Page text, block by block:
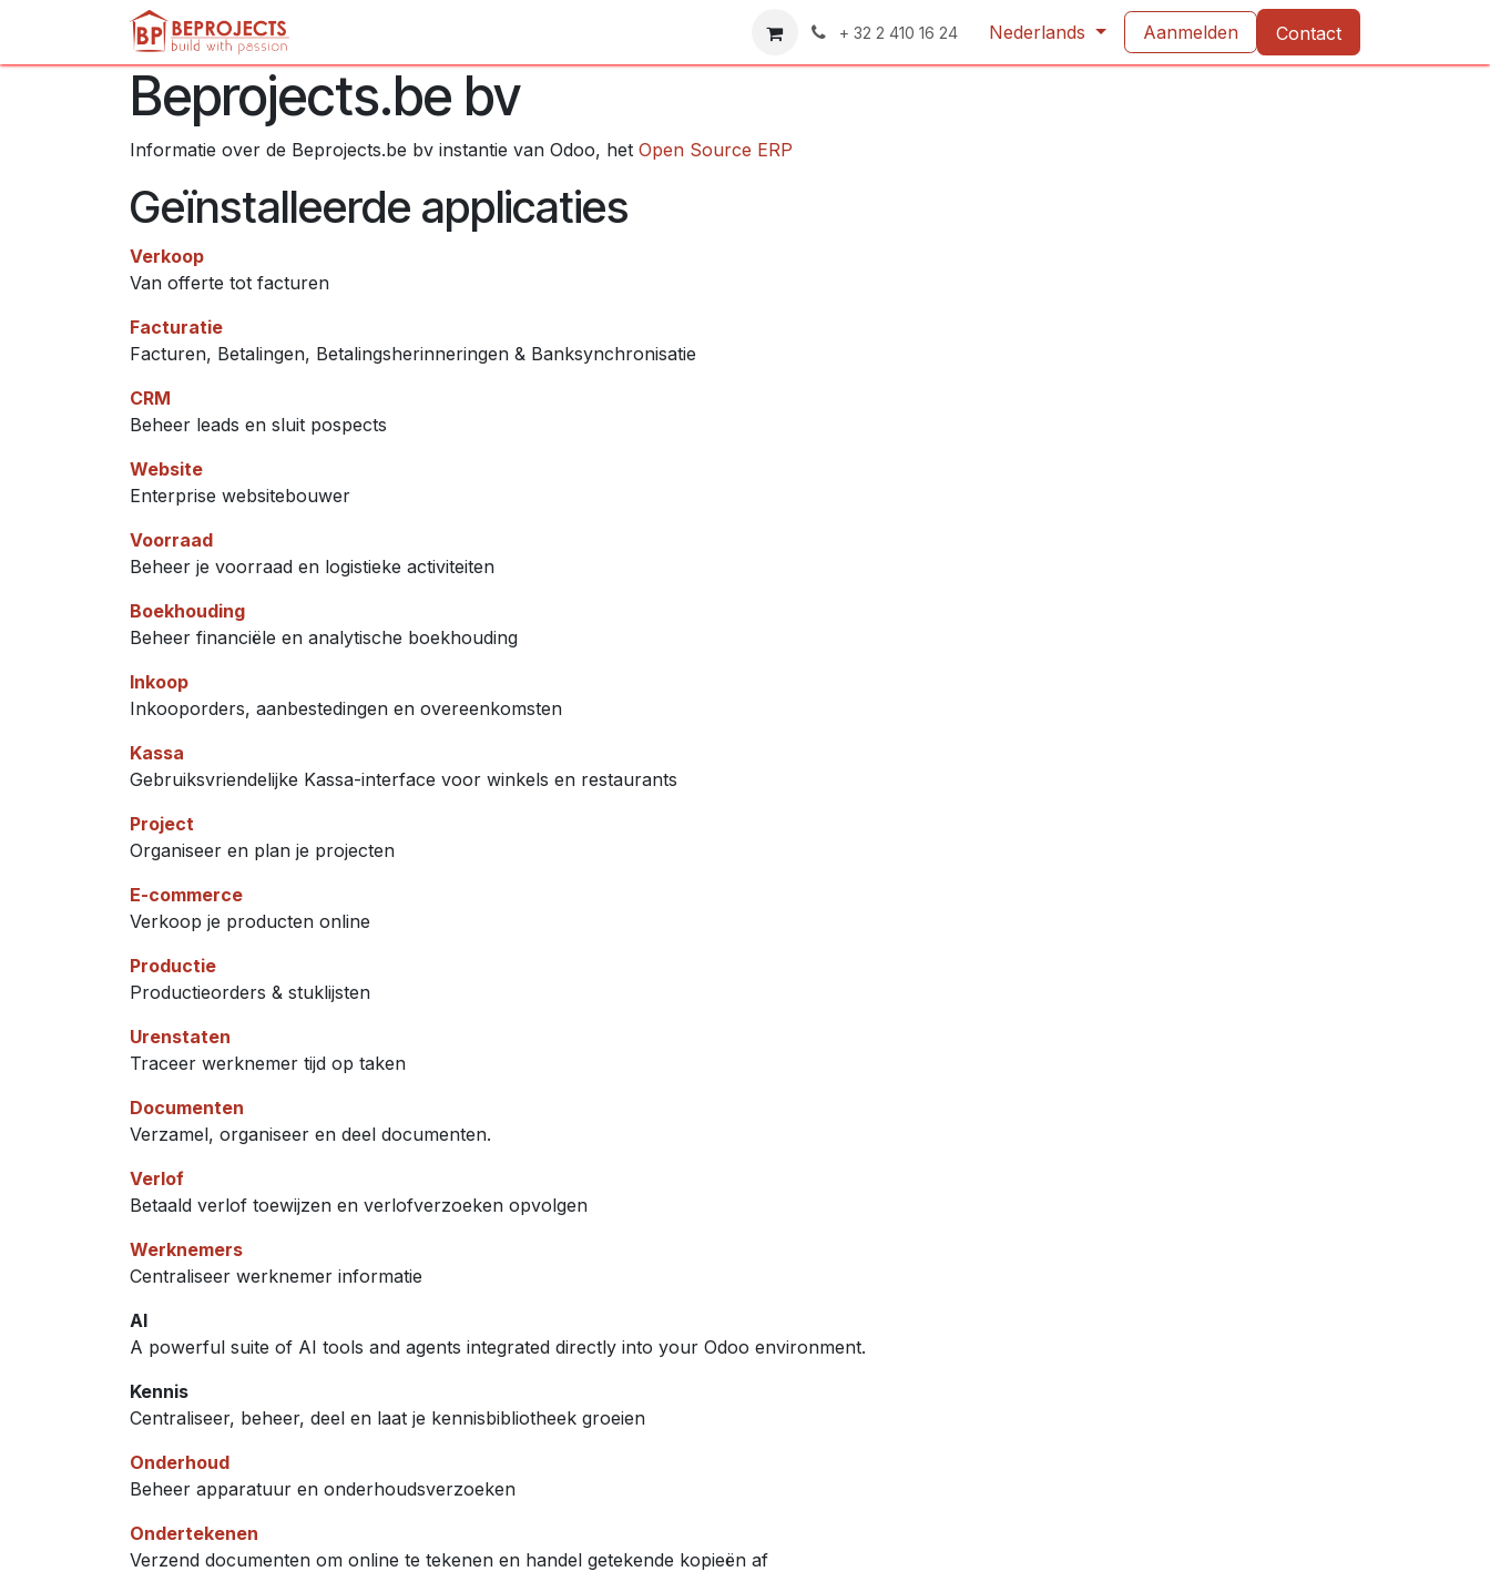
Overslaan naar inhoud
General terms and conditions and privacy Evenementen
+ 32 2 410 16 24 Nederlands Aanmelden Contact
Beprojects.be bv
Informatie over de Beprojects.be bv instantie van Odoo, het Open Source ERP
Geïnstalleerde applicaties
Verkoop
Van offerte tot facturen
Facturatie
Facturen, Betalingen, Betalingsherinneringen & Banksynchronisatie
CRM
Beheer leads en sluit pospects
Website
Enterprise websitebouwer
Voorraad
Beheer je voorraad en logistieke activiteiten
Boekhouding
Beheer financiële en analytische boekhouding
Inkoop
Inkooporders, aanbestedingen en overeenkomsten
Kassa
Gebruiksvriendelijke Kassa-interface voor winkels en restaurants
Project
Organiseer en plan je projecten
E-commerce
Verkoop je producten online
Productie
Productieorders & stuklijsten
Urenstaten
Traceer werknemer tijd op taken
Documenten
Verzamel, organiseer en deel documenten.
Verlof
Betaald verlof toewijzen en verlofverzoeken opvolgen
Werknemers
Centraliseer werknemer informatie
AI
A powerful suite of AI tools and agents integrated directly into your Odoo environment.
Kennis
Centraliseer, beheer, deel en laat je kennisbibliotheek groeien
Onderhoud
Beheer apparatuur en onderhoudsverzoeken
Ondertekenen
Verzend documenten om online te tekenen en handel getekende kopieën af